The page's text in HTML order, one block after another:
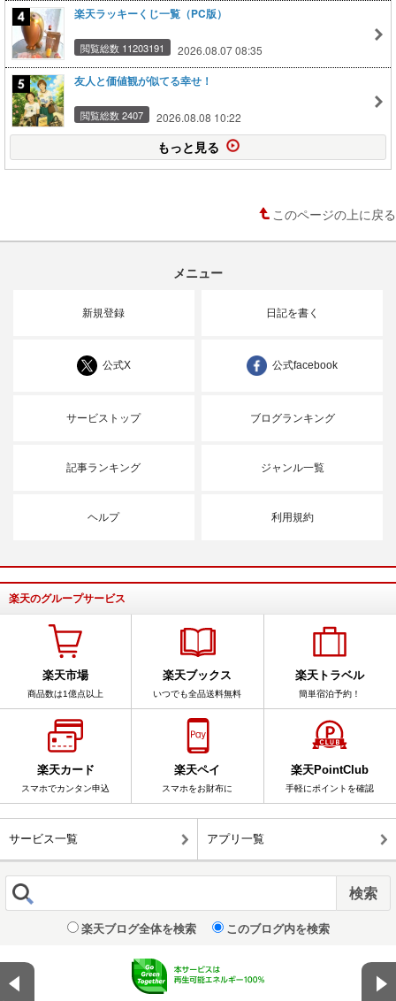
楽天ラッキーくじ一覧（PC版）
閲覧総数 11203191 2026.08.07 08:35
友人と価値観が似てる幸せ！
閲覧総数 2407 2026.08.08 10:22
もっと見る
このページの上に戻る
メニュー
新規登録 日記を書く
公式X 公式facebook
サービストップ ブログランキング
記事ランキング ジャンル一覧
ヘルプ 利用規約
楽天のグループサービス
楽天市場
商品数は1億点以上
楽天ブックス
いつでも全品送料無料
楽天トラベル
簡単宿泊予約！
楽天カード
スマホでカンタン申込
楽天ペイ
スマホをお財布に
楽天PointClub
手軽にポイントを確認
サービス一覧 アプリ一覧
楽天ブログ全体を検索 このブログ内を検索